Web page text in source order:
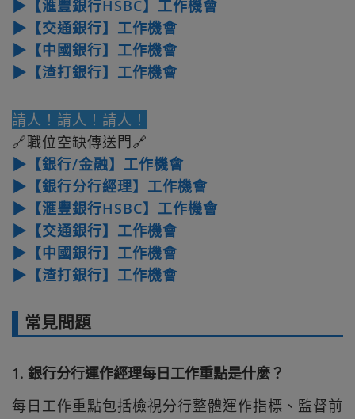
▶【滙豐銀行HSBC】工作機會
▶【交通銀行】工作機會
▶【中國銀行】工作機會
▶【渣打銀行】工作機會
請人！請人！請人！
🔗職位空缺傳送門🔗
▶【銀行/金融】工作機會
▶【銀行分行經理】工作機會
▶【滙豐銀行HSBC】工作機會
▶【交通銀行】工作機會
▶【中國銀行】工作機會
▶【渣打銀行】工作機會
常見問題
1. 銀行分行運作經理每日工作重點是什麼？
每日工作重點包括檢視分行整體運作指標、監督前